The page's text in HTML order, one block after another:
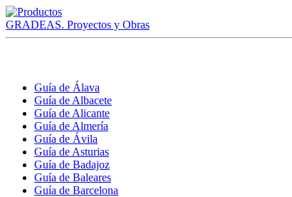
GRADEAS. Proyectos y Obras
Guía de Álava
Guía de Albacete
Guía de Alicante
Guía de Almería
Guía de Ávila
Guía de Asturias
Guía de Badajoz
Guía de Baleares
Guía de Barcelona